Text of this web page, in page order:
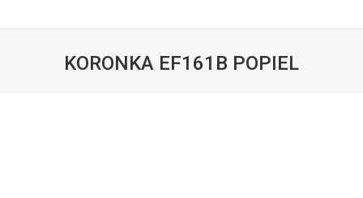
KORONKA EF161B POPIEL